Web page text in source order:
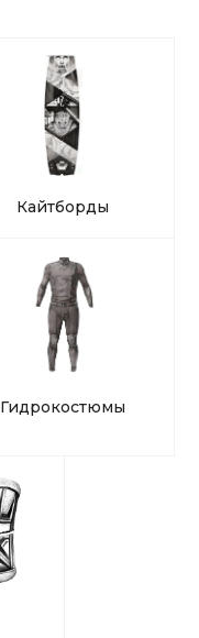
Кайтборды
Гидрокостюмы